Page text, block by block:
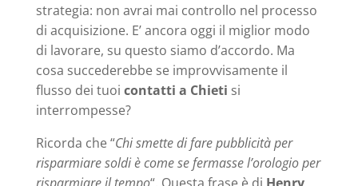
strategia: non avrai mai controllo nel processo
di acquisizione. E’ ancora oggi il miglior modo
di lavorare, su questo siamo d’accordo. Ma
cosa succederebbe se improvvisamente il
flusso dei tuoi contatti a Chieti si
interrompesse?
Ricorda che “Chi smette di fare pubblicità per
risparmiare soldi è come se fermasse l’orologio per